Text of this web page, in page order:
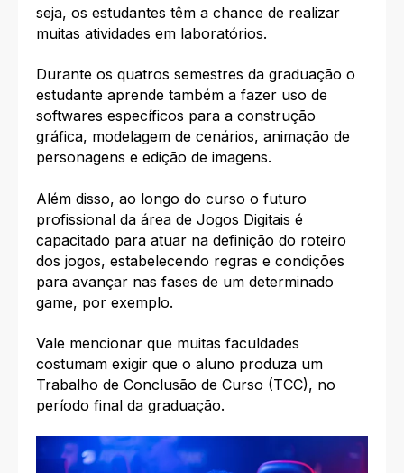
seja, os estudantes têm a chance de realizar
muitas atividades em laboratórios.
Durante os quatros semestres da graduação o
estudante aprende também a fazer uso de
softwares específicos para a construção
gráfica, modelagem de cenários, animação de
personagens e edição de imagens.
Além disso, ao longo do curso o futuro
profissional da área de Jogos Digitais é
capacitado para atuar na definição do roteiro
dos jogos, estabelecendo regras e condições
para avançar nas fases de um determinado
game, por exemplo.
Vale mencionar que muitas faculdades
costumam exigir que o aluno produza um
Trabalho de Conclusão de Curso (TCC), no
período final da graduação.